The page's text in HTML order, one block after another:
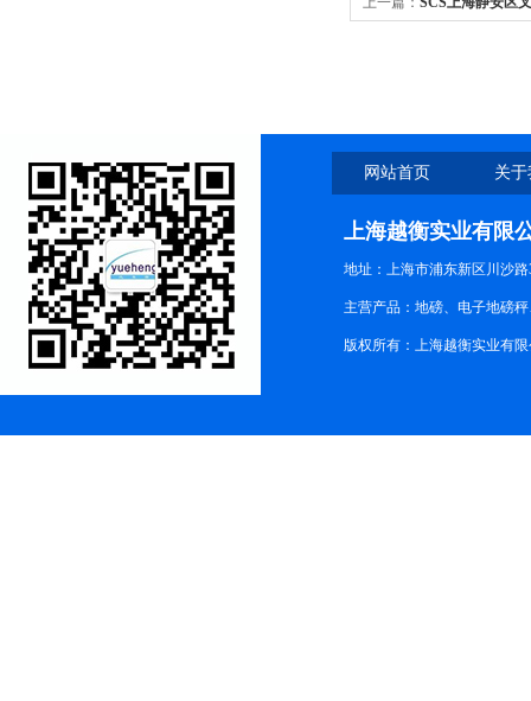
网站首页 关
上海越衡实业有限
地址：上海市浦东新区川沙路
主营产品：地磅、电子地磅
版权所有：上海越衡实业有